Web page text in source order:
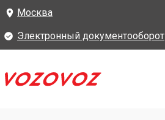
Москва
Электронный документооборот